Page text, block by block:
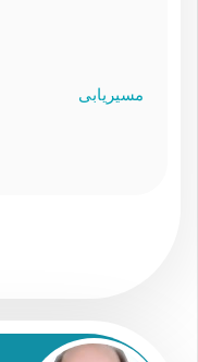
مسیریابی